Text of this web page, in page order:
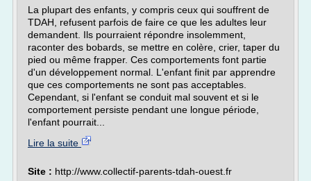
La plupart des enfants, y compris ceux qui souffrent de
TDAH, refusent parfois de faire ce que les adultes leur
demandent. Ils pourraient répondre insolemment,
raconter des bobards, se mettre en colère, crier, taper du
pied ou même frapper. Ces comportements font partie
d'un développement normal. L'enfant finit par apprendre
que ces comportements ne sont pas acceptables.
Cependant, si l'enfant se conduit mal souvent et si le
comportement persiste pendant une longue période,
l'enfant pourrait...
Lire la suite
Site : http://www.collectif-parents-tdah-ouest.fr